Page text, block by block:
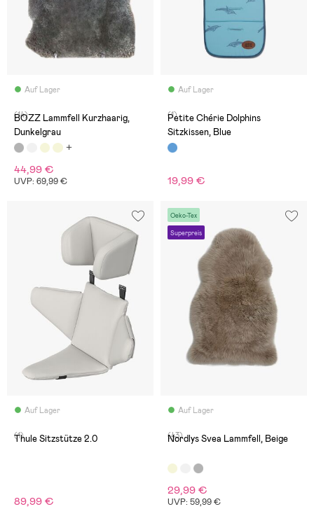
Auf Lager
(14)
BOZZ Lammfell Kurzhaarig,
Dunkelgrau
44,99 €
UVP: 69,99 €
Auf Lager
(1)
Petite Chérie Dolphins
Sitzkissen, Blue
19,99 €
Auf Lager
(1)
Thule Sitzstütze 2.0
89,99 €
Oeko-Tex
Superpreis
Auf Lager
(43)
Nordlys Svea Lammfell, Beige
29,99 €
UVP: 59,99 €